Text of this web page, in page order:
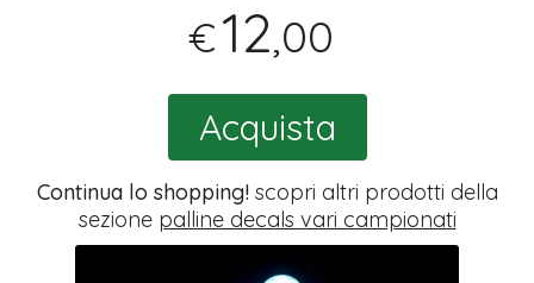
€12,00
Acquista
Continua lo shopping!scopri altri prodotti della
sezione palline decals vari campionati